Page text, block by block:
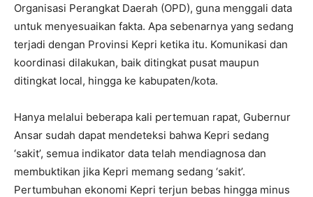
Organisasi Perangkat Daerah (OPD), guna menggali data
untuk menyesuaikan fakta. Apa sebenarnya yang sedang
terjadi dengan Provinsi Kepri ketika itu. Komunikasi dan
koordinasi dilakukan, baik ditingkat pusat maupun
ditingkat local, hingga ke kabupaten/kota.
Hanya melalui beberapa kali pertemuan rapat, Gubernur
Ansar sudah dapat mendeteksi bahwa Kepri sedang
‘sakit’, semua indikator data telah mendiagnosa dan
membuktikan jika Kepri memang sedang ‘sakit’.
Pertumbuhan ekonomi Kepri terjun bebas hingga minus